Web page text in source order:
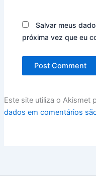
Salvar meus
próxima vez que eu
Este site utiliza o Akismet
dados em comentários